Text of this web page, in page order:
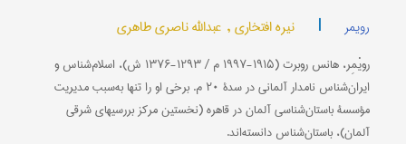
رویمر | نیره افتخاری , عبدالله ناصری طاهری
رویْمِر، هانس روبرت (۱۹۱۵-۱۹۹۷ م / ۱۲۹۳-۱۳۷۶ ش)، اسلام‌شناس و
ایران‌شناس نامدار آلمانی در سدۀ ۲۰ م. برخی او را تنها به‌سبب مدیریت
مؤسسۀ باستان‌شناسی آلمان در قاهره (نخستین مرکز بررسیهای شرقی
آلمان)، باستان‌شناس دانسته‌اند.